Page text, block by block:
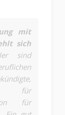
mit
sich
sind
für
für